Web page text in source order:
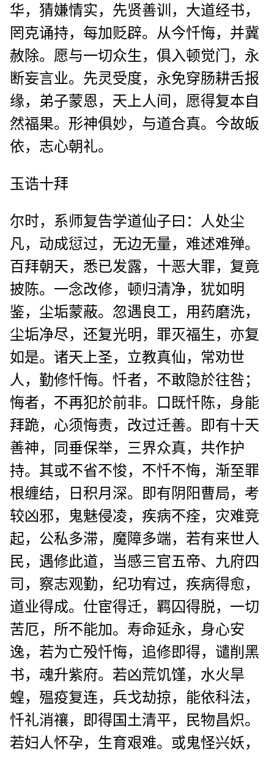
华，猜嫌情实，先贤善训，大道经书，
罔克诵持，每加贬辟。从今忏悔，并冀
赦除。愿与一切众生，俱入顿觉门，永
断妄言业。先灵受度，永免穿肠耕舌报
缘，弟子蒙恩，天上人间，愿得复本自
然福果。形神俱妙，与道合真。今故皈
依，志心朝礼。
玉诰十拜
尔时，系师复告学道仙子曰：人处尘
凡，动成愆过，无边无量，难述难殚。
百拜朝天，悉已发露，十恶大罪，复竟
披陈。一念改修，顿归清净，犹如明
鉴，尘垢蒙蔽。忽遇良工，用药磨洗，
尘垢净尽，还复光明，罪灭福生，亦复
如是。诸天上圣，立教真仙，常劝世
人，勤修忏悔。忏者，不敢隐於往咎；
悔者，不再犯於前非。口既忏陈，身能
拜跪，心须悔责，改过迁善。即有十天
善神，同垂保举，三界众真，共作护
持。其或不省不悛，不忏不悔，渐至罪
根缠结，日积月深。即有阴阳曹局，考
较凶邪，鬼魅侵凌，疾病不痊，灾难竞
起，公私多滞，魔障多端，若有来世人
民，遇修此道，当感三官五帝、九府四
司，察志观勤，纪功宥过，疾病得愈，
道业得成。仕宦得迁，羁囚得脱，一切
苦厄，所不能加。寿命延永，身心安
逸，若为亡殁忏悔，追修即得，谴削黑
书，魂升紫府。若凶荒饥馑，水火旱
蝗，殟疫复连，兵戈劫掠，能依科法，
忏礼消禳，即得国土清平，民物昌炽。
若妇人怀孕，生育艰难。或鬼怪兴妖，